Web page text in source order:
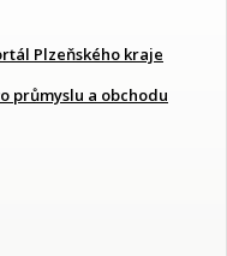
Plzeňského kraje
průmyslu a obchodu